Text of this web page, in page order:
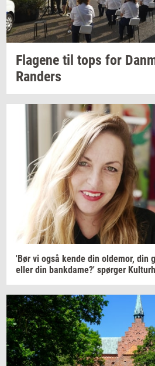
Fla­ge­ne til tops for
Ran­ders
'Bør vi også kende din ol­de­mor, din
eller din bank­da­me?' spør­ger